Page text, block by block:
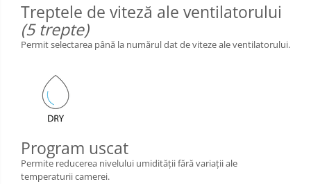
Treptele de viteză ale ventilatorului
(5 trepte)
Permit selectarea până la numărul dat de viteze ale ventilatorului.
Program uscat
Permite reducerea nivelului umidităţii fără variaţii ale
temperaturii camerei.